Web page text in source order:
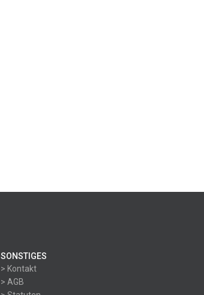
SONSTIGES
> Kontakt
> AGB